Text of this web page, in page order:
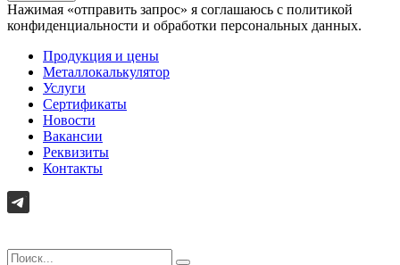
Нажимая «отправить запрос» я соглашаюсь с политикой
конфиденциальности и обработки персональных данных.
Продукция и цены
Металлокалькулятор
Услуги
Сертификаты
Новости
Вакансии
Реквизиты
Контакты